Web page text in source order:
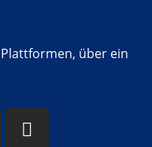
über ein